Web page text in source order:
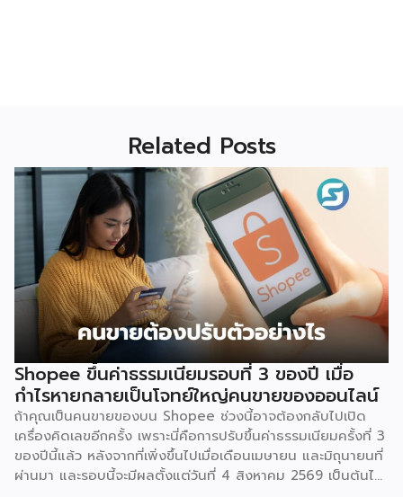
Related Posts
Shopee ขึ้นค่าธรรมเนียมรอบที่ 3 ของปี เมื่อ
กำไรหายกลายเป็นโจทย์ใหญ่คนขายของออนไลน์
ถ้าคุณเป็นคนขายของบน Shopee ช่วงนี้อาจต้องกลับไปเปิด
เครื่องคิดเลขอีกครั้ง เพราะนี่คือการปรับขึ้นค่าธรรมเนียมครั้งที่ 3
ของปีนี้แล้ว หลังจากที่เพิ่งขึ้นไปเมื่อเดือนเมษายน และมิถุนายนที่
ผ่านมา และรอบนี้จะมีผลตั้งแต่วันที่ 4 สิงหาคม 2569 เป็นต้นไป